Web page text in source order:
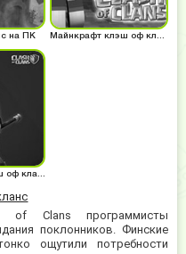
of Clans программисты
поклонников. Финские
ощутили потребности
на ПК Майнкрафт клэш оф кланс